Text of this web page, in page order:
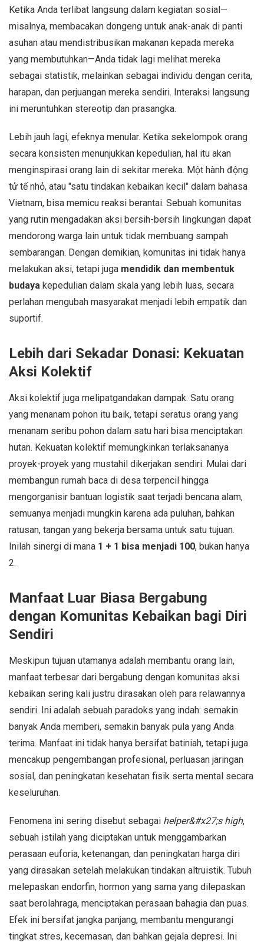
Ketika Anda terlibat langsung dalam kegiatan sosial—
misalnya, membacakan dongeng untuk anak-anak di panti
asuhan atau mendistribusikan makanan kepada mereka
yang membutuhkan—Anda tidak lagi melihat mereka
sebagai statistik, melainkan sebagai individu dengan cerita,
harapan, dan perjuangan mereka sendiri. Interaksi langsung
ini meruntuhkan stereotip dan prasangka.
Lebih jauh lagi, efeknya menular. Ketika sekelompok orang
secara konsisten menunjukkan kepedulian, hal itu akan
menginspirasi orang lain di sekitar mereka. Một hành động
tử tế nhỏ, atau "satu tindakan kebaikan kecil" dalam bahasa
Vietnam, bisa memicu reaksi berantai. Sebuah komunitas
yang rutin mengadakan aksi bersih-bersih lingkungan dapat
mendorong warga lain untuk tidak membuang sampah
sembarangan. Dengan demikian, komunitas ini tidak hanya
melakukan aksi, tetapi juga mendidik dan membentuk
budaya kepedulian dalam skala yang lebih luas, secara
perlahan mengubah masyarakat menjadi lebih empatik dan
suportif.
Lebih dari Sekadar Donasi: Kekuatan
Aksi Kolektif
Aksi kolektif juga melipatgandakan dampak. Satu orang
yang menanam pohon itu baik, tetapi seratus orang yang
menanam seribu pohon dalam satu hari bisa menciptakan
hutan. Kekuatan kolektif memungkinkan terlaksananya
proyek-proyek yang mustahil dikerjakan sendiri. Mulai dari
membangun rumah baca di desa terpencil hingga
mengorganisir bantuan logistik saat terjadi bencana alam,
semuanya menjadi mungkin karena ada puluhan, bahkan
ratusan, tangan yang bekerja bersama untuk satu tujuan.
Inilah sinergi di mana 1 + 1 bisa menjadi 100, bukan hanya
2.
Manfaat Luar Biasa Bergabung
dengan Komunitas Kebaikan bagi Diri
Sendiri
Meskipun tujuan utamanya adalah membantu orang lain,
manfaat terbesar dari bergabung dengan komunitas aksi
kebaikan sering kali justru dirasakan oleh para relawannya
sendiri. Ini adalah sebuah paradoks yang indah: semakin
banyak Anda memberi, semakin banyak pula yang Anda
terima. Manfaat ini tidak hanya bersifat batiniah, tetapi juga
mencakup pengembangan profesional, perluasan jaringan
sosial, dan peningkatan kesehatan fisik serta mental secara
keseluruhan.
Fenomena ini sering disebut sebagai helper&#x27;s high,
sebuah istilah yang diciptakan untuk menggambarkan
perasaan euforia, ketenangan, dan peningkatan harga diri
yang dirasakan setelah melakukan tindakan altruistik. Tubuh
melepaskan endorfin, hormon yang sama yang dilepaskan
saat berolahraga, menciptakan perasaan bahagia dan puas.
Efek ini bersifat jangka panjang, membantu mengurangi
tingkat stres, kecemasan, dan bahkan gejala depresi. Ini